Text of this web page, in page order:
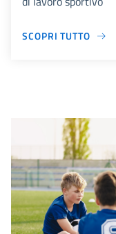
SCOPRI TUTTO